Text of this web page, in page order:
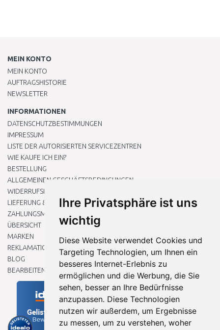
Ihre Privatsphäre ist uns
wichtig
Diese Website verwendet Cookies und
Targeting Technologien, um Ihnen ein
besseres Internet-Erlebnis zu
ermöglichen und die Werbung, die Sie
sehen, besser an Ihre Bedürfnisse
anzupassen. Diese Technologien
nutzen wir außerdem, um Ergebnisse
zu messen, um zu verstehen, woher
MEIN KONTO
MEIN KONTO
AUFTRAGSHISTORIE
NEWSLETTER
INFORMATIONEN
DATENSCHUTZBESTIMMUNGEN
IMPRESSUM
LISTE DER AUTORISIERTEN SERVICEZENTREN
WIE KAUFE ICH EIN?
BESTELLUNG
ALLGEMEINEN GESCHÄFTSBEDINGUNGEN
WIDERRUFSRECHT
LIEFERUNG & ZAHLUNG
ZAHLUNGSMETHODEN
ÜBERSICHT
MARKEN
REKLAMATIONEN UND RETOUREN
BLOG
BEARBEITEN SIE MEINE COOKIE-EINSTELLUNGEN